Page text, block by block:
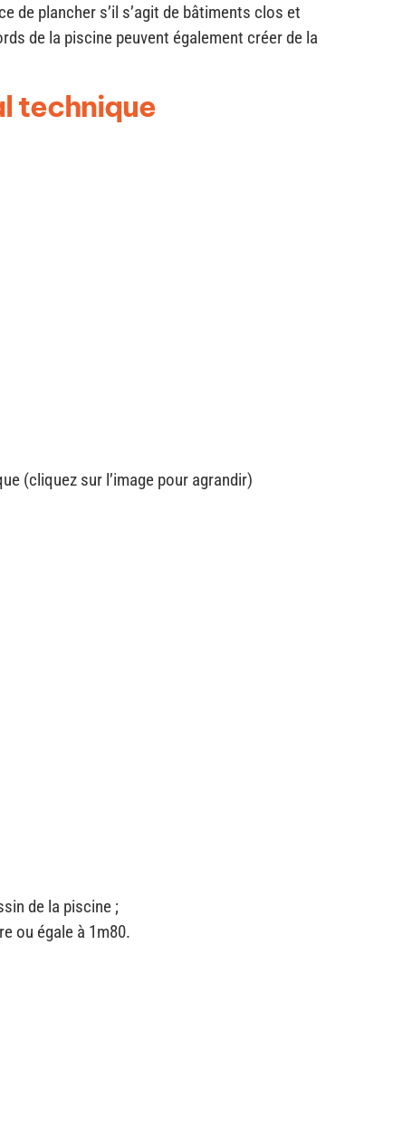
de plancher s’il s’agit de bâtiments clos et
de la piscine peuvent également créer de la
technique
(cliquez sur l’image pour agrandir)
de la piscine ;
ou égale à 1m80.